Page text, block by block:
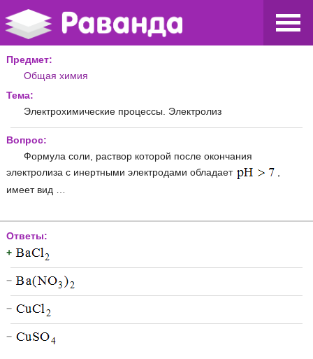
Предмет:
Общая химия
Тема:
Электрохимические процессы. Электролиз
Вопрос:
Формула соли, раствор которой после окончания
электролиза с инертными электродами обладает
имеет вид …
Ответы:
+
−
−
−